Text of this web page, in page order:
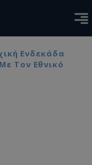
Ενδεκάδα
Τον Εθνικό